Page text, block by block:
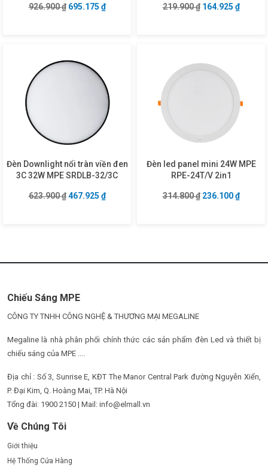
926.900₫ Giá gốc là: 926.900 ₫.
695.175 ₫Giá hiện tại là: 695.175 ₫.
219.900₫ Giá gốc là:
164.925 ₫Giá
Đèn Downlight nổi tràn viền đen
3C 32W MPE SRDLB-32/3C
623.900₫ Giá gốc là: 623.900 ₫.
467.925 ₫Giá hiện tại là: 467.925 ₫.
Đèn led panel mini 24W MPE
RPE-24T/V 2in1
314.800₫ Giá gốc là:
236.100₫Giá
Chiếu Sáng MPE
CÔNG TY TNHH CÔNG NGHỆ & THƯƠNG MẠI MEGALINE
Megaline là nhà phân phối chính thức các sản phẩm đèn Led và thiết bị
chiếu sáng của MPE ....
Địa chỉ : Số 3, Sunrise E, KĐT The Manor Central Park đường Nguyễn Xiển,
P. Đại Kim, Q. Hoàng Mai, TP. Hà Nội
Tổng đài: 1900 2150 | Mail: info@elmall.vn
Về Chúng Tôi
Giới thiệu
Hệ Thống Cửa Hàng